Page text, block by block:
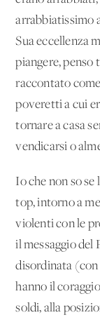
arrabbiatissimo
Sua eccellenza
piangere, penso
raccontato
poveretti a cui
tornare a casa
vendicarsi o
Io che non so
top, intorno a
violenti con le
il messaggio del
disordinata (con
hanno il
soldi, alla